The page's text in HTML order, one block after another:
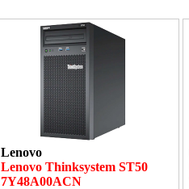
Lenovo
Lenovo Thinksystem ST50
7Y48A00ACN